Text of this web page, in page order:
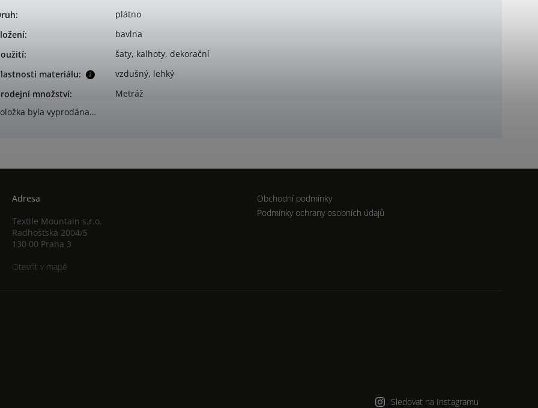
:
plátno
:
bavlna
: šaty, kalhoty, dekorační
?
materiálu:
vzdušný, lehký
množství:
Metráž
byla vyprodána…
Adresa
Textile Mountain s.r.o.
Radhošťská 2004/5
130 00 Praha 3
Otevřít v mapě
Sledovat na Instagramu
Obchodní podmínky
Podmínky ochrany osobních údajů